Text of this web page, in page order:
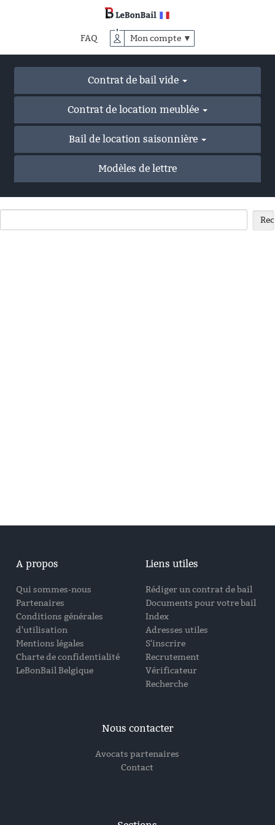
FAQ Mon compte ▼
Contrat de bail vide
Contrat de location meublée
Bail de location saisonnière
Modèles de lettre
A propos
Qui sommes-nous
Partenaires
Conditions générales
d'utilisation
Mentions légales
Charte de confidentialité
LeBonBail Belgique
Liens utiles
Rédiger un contrat de bail
Documents pour votre bail
Index
Adresses utiles
S'inscrire
Recrutement
Vérificateur
Recherche
Nous contacter
Avocats partenaires
Contact